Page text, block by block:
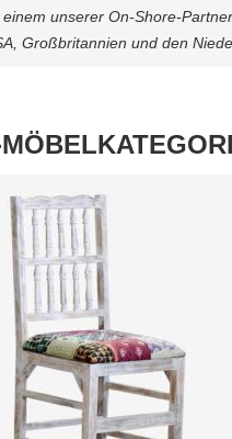
unserer On-Shore-Partner
Großbritannien und den